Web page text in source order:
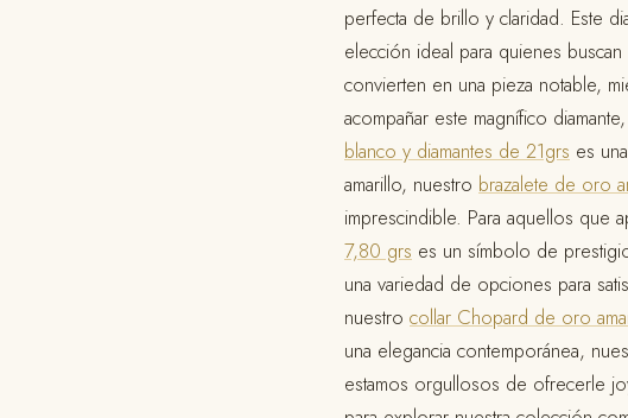
perfecta de brillo y claridad. Este
elección ideal para quienes
convierten en una pieza notable,
acompañar este magnífico
blanco y diamantes de 21grs es
amarillo, nuestro brazalete de oro
imprescindible. Para aquellos que
7,80 grs es un símbolo de
una variedad de opciones para
nuestro collar Chopard de oro
una elegancia contemporánea,
estamos orgullosos de ofrecerle